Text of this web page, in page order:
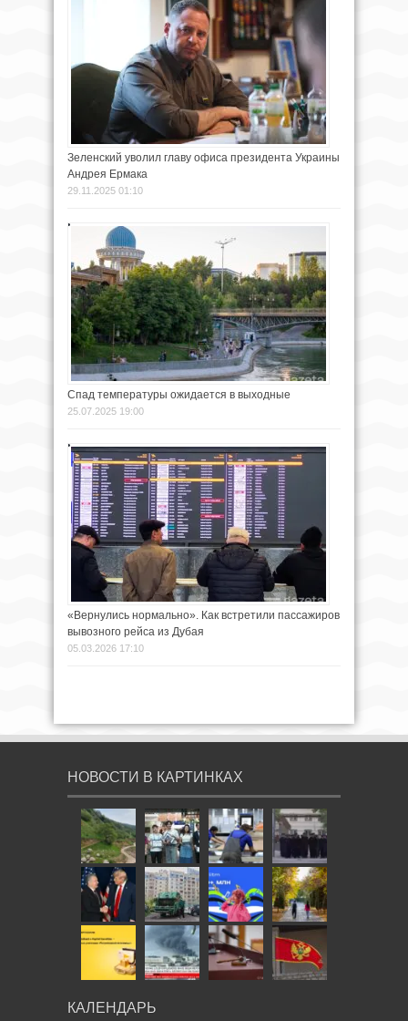
Зеленский уволил главу офиса президента Украины
Андрея Ермака
29.11.2025 01:10
Спад температуры ожидается в выходные
25.07.2025 19:00
«Вернулись нормально». Как встретили пассажиров
вывозного рейса из Дубая
05.03.2026 17:10
НОВОСТИ В КАРТИНКАХ
КАЛЕНДАРЬ